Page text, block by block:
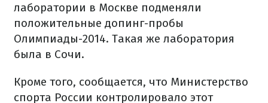
лаборатории в Москве подменяли
положительные допинг-пробы
Олимпиады-2014. Такая же лаборатория
была в Сочи.
Кроме того, сообщается, что Министерство
спорта России контролировало этот